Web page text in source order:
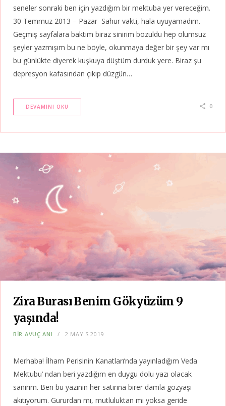
seneler sonraki ben için yazdığım bir mektuba yer vereceğim.
30 Temmuz 2013 – Pazar Sahur vakti, hala uyuyamadım.
Geçmiş sayfalara baktım biraz sinirim bozuldu hep olumsuz
şeyler yazmışım bu ne böyle, okunmaya değer bir şey var mı
bu günlükte diyerek kuşkuya düştüm durduk yere. Biraz şu
depresyon kafasından çıkıp düzgün…
DEVAMINI OKU 0
Zira Burası Benim Gökyüzüm 9
yaşında!
BIR AVUÇ ANI 2 MAYIS 2019
Merhaba! İlham Perisinin Kanatları’nda yayınladığım Veda
Mektubu’ ndan beri yazdığım en duygu dolu yazı olacak
sanırım. Ben bu yazının her satırına birer damla gözyaşı
akıtıyorum. Gururdan mı, mutluluktan mı yoksa geride